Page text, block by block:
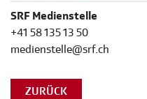
SRF Medienstelle
+41 58 135 13 50
medienstelle@srf.ch
ZURÜCK